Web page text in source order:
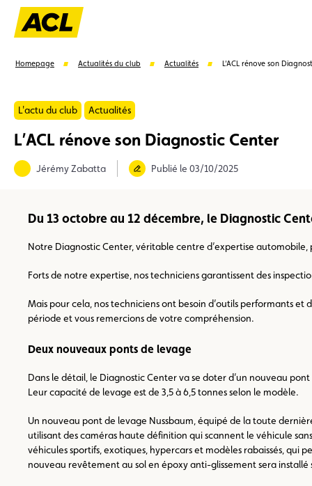
Suggestions
Homepage Actualités du club Actualités L’ACL rénove son
L'actu du club Actualités
L’ACL rénove son Diagnostic Center
Jérémy Zabatta Publié le 03/10/2025
Du 13 octobre au 12 décembre, le Diagnostic
Notre Diagnostic Center, véritable centre d’expertise
Forts de notre expertise, nos techniciens garantissent des
Mais pour cela, nos techniciens ont besoin d’outils performants
période et vous remercions de votre compréhension.
Deux nouveaux ponts de levage
Dans le détail, le Diagnostic Center va se doter d’un nouveau
Leur capacité de levage est de 3,5 à 6,5 tonnes selon le modèle.
Un nouveau pont de levage Nussbaum, équipé de la toute
utilisant des caméras haute définition qui scannent le véhicule
véhicules sportifs, exotiques, hypercars et modèles rabaissés, qui
nouveau revêtement au sol en époxy anti-glissement sera installé